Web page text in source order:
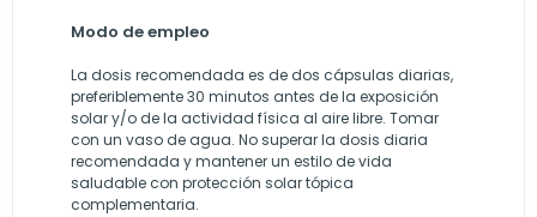
Modo de empleo
La dosis recomendada es de dos cápsulas diarias,
preferiblemente 30 minutos antes de la exposición
solar y/o de la actividad física al aire libre. Tomar
con un vaso de agua. No superar la dosis diaria
recomendada y mantener un estilo de vida
saludable con protección solar tópica
complementaria.